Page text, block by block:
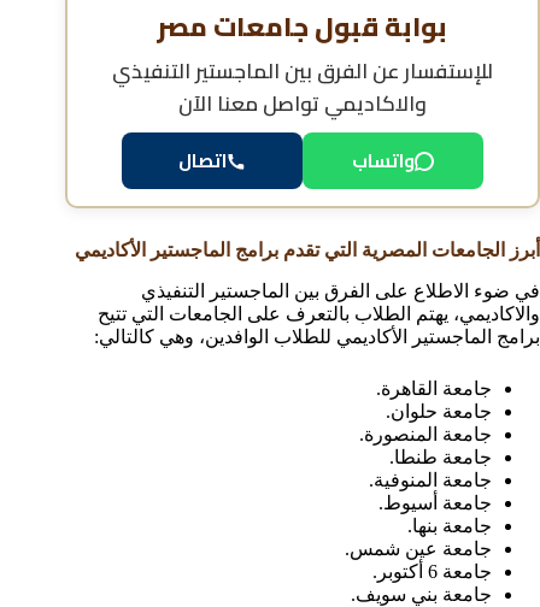
بوابة قبول جامعات مصر
للإستفسار عنالفرق بين الماجستير التنفيذي
والاكاديميتواصل معنا الآن
واتساب اتصال
أبرز الجامعات المصرية التي تقدم برامج الماجستير الأكاديمي
في ضوء الاطلاع على الفرق بين الماجستير التنفيذي
والاكاديمي، يهتم الطلاب بالتعرف على الجامعات التي تتيح
برامج الماجستير الأكاديمي للطلاب الوافدين، وهي كالتالي:
جامعة القاهرة.
جامعة حلوان.
جامعة المنصورة.
جامعة طنطا.
جامعة المنوفية.
جامعة أسيوط.
جامعة بنها.
جامعة عين شمس.
جامعة 6 أكتوبر.
جامعة بني سويف.